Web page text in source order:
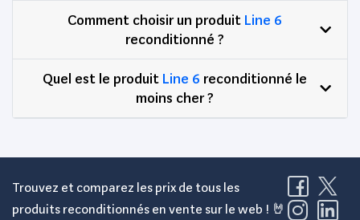
Comment choisir un produit Line 6
reconditionné ?
Quel est le produit Line 6 reconditionné le
moins cher ?
Trouvez et comparez les prix de tous les
produits reconditionnés en vente sur le web ! 🤘